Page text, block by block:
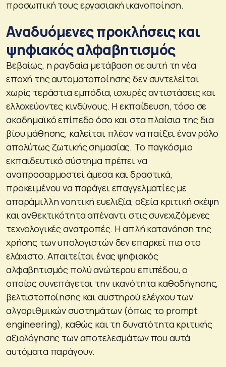
προσωπική τους εργασιακή ικανοποίηση.
Αναδυόμενες προκλήσεις και
ψηφιακός αλφαβητισμός
Βεβαίως, η ραγδαία μετάβαση σε αυτή τη νέα
εποχή της αυτοματοποίησης δεν συντελείται
χωρίς τεράστια εμπόδια, ισχυρές αντιστάσεις και
ελλοχεύοντες κινδύνους. Η εκπαίδευση, τόσο σε
ακαδημαϊκό επίπεδο όσο και στα πλαίσια της δια
βίου μάθησης, καλείται πλέον να παίξει έναν ρόλο
απολύτως ζωτικής σημασίας. Το παγκόσμιο
εκπαιδευτικό σύστημα πρέπει να
αναπροσαρμοστεί άμεσα και δραστικά,
προκειμένου να παράγει επαγγελματίες με
απαράμιλλη νοητική ευελιξία, οξεία κριτική σκέψη
και ανθεκτικότητα απέναντι στις συνεχιζόμενες
τεχνολογικές ανατροπές. Η απλή κατανόηση της
χρήσης των υπολογιστών δεν επαρκεί πια στο
ελάχιστο. Απαιτείται ένας ψηφιακός
αλφαβητισμός πολύ ανώτερου επιπέδου, ο
οποίος συνεπάγεται την ικανότητα καθοδήγησης,
βελτιστοποίησης και αυστηρού ελέγχου των
αλγοριθμικών συστημάτων (όπως το prompt
engineering), καθώς και τη δυνατότητα κριτικής
αξιολόγησης των αποτελεσμάτων που αυτά
αυτόματα παράγουν.